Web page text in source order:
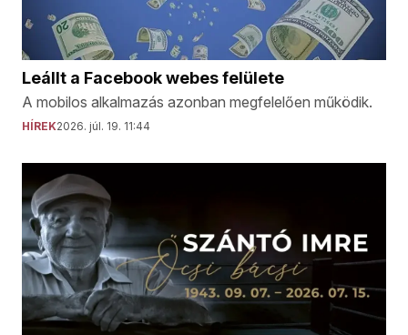
Leállt a Facebook webes felülete
A mobilos alkalmazás azonban megfelelően működik.
HÍREK2026. júl. 19. 11:44